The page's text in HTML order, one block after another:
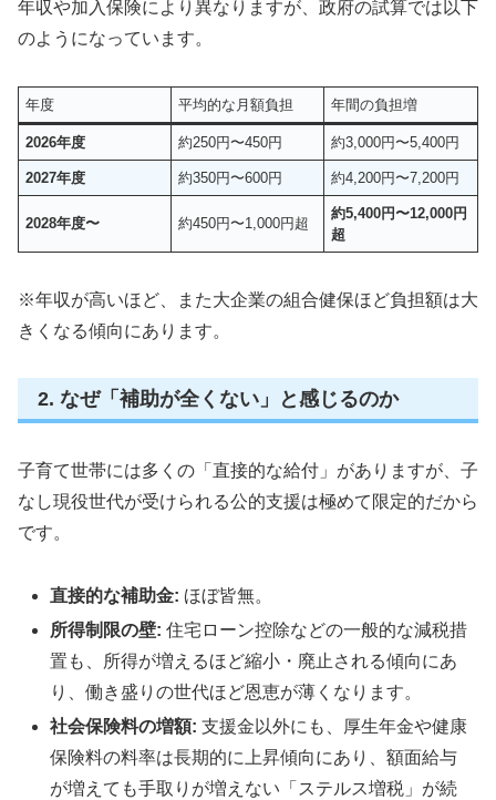
年収や加入保険により異なりますが、政府の試算では以下
のようになっています。
年度 平均的な月額負担 年間の負担増
2026年度 約250円〜450円 約3,000円〜5,400円
2027年度 約350円〜600円 約4,200円〜7,200円
2028年度〜 約450円〜1,000円超
約5,400円〜12,000円
超
※年収が高いほど、また大企業の組合健保ほど負担額は大
きくなる傾向にあります。
2. なぜ「補助が全くない」と感じるのか
子育て世帯には多くの「直接的な給付」がありますが、子
なし現役世代が受けられる公的支援は極めて限定的だから
です。
直接的な補助金: ほぼ皆無。
所得制限の壁: 住宅ローン控除などの一般的な減税措
置も、所得が増えるほど縮小・廃止される傾向にあ
り、働き盛りの世代ほど恩恵が薄くなります。
社会保険料の増額: 支援金以外にも、厚生年金や健康
保険料の料率は長期的に上昇傾向にあり、額面給与
が増えても手取りが増えない「ステルス増税」が続